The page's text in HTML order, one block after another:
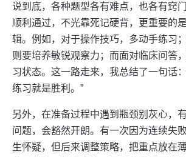
说到底，各种题型各有难点，也各有窍
顺利通过，不光靠死记硬背，更重要的
辑。例如，对于操作技巧，多动手练习
则要培养敏锐观察力；而面对临床问答
习状态。这一路走来，我总结了一句话
练习就是胜利。”
另外，在准备过程中遇到瓶颈别灰心，
问题，会豁然开朗。有一次因为连续失
生怀疑，但后来调整策略，把重点放在